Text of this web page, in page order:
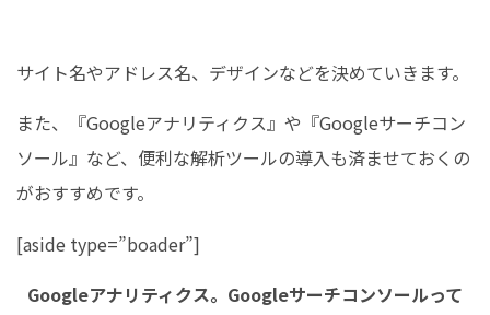
サイト名やアドレス名、デザインなどを決めていきます。
また、『Googleアナリティクス』や『Googleサーチコン
ソール』など、便利な解析ツールの導入も済ませておくの
がおすすめです。
[aside type=”boader”]
Googleアナリティクス。Googleサーチコンソールって